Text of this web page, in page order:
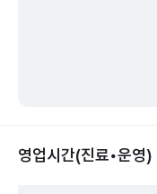
영업시간(진료•운영)